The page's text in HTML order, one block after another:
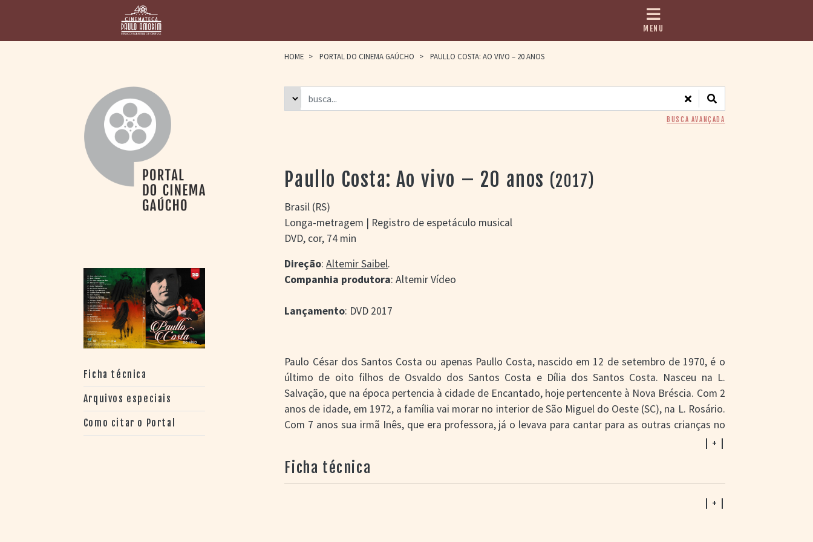
PAULO AMORIM
> HOMENAGEADOS
> ASSOCIAÇÃO DOS
> BIBLIOTECA
ROMEU GRIMALDI
PORTAL DO
CINEMA GAÚCHO
> APRESENTAÇÃO
> BUSCA AVANÇADA
> LISTA DE FILMES
CINEASTAS
> DISCOGRAFIAS
> BIBLIOGRAFIAS
CONTATO E
MENU
HOME > PORTAL DO CINEMA GAÚCHO > PAULLO COSTA: AO VIVO – 20 ANOS
Ficha técnica
Arquivos especiais
Como citar o Portal
BUSCA AVANÇADA
Paullo Costa: Ao vivo – 20 anos (2017)
Brasil (RS)
Longa-metragem | Registro de espetáculo musical
DVD, cor, 74 min
Direção:Altemir Saibel.
Companhia produtora: Altemir Vídeo
Lançamento: DVD 2017
Paulo César dos Santos Costa ou apenas Paullo Costa, nascido em 12 de setembro de 1970, é o
último de oito filhos de Osvaldo dos Santos Costa e Dília dos Santos Costa. Nasceu na L.
Salvação, que na época pertencia à cidade de Encantado, hoje pertencente à Nova Bréscia. Com 2
anos de idade, em 1972, a família vai morar no interior de São Miguel do Oeste (SC), na L. Rosário.
Com 7 anos sua irmã Inês, que era professora, já o levava para cantar para as outras crianças no
colégio em que lecionava. Desde cedo ouvia sua irmã cantar enquanto seu irmão Miraldo tocava
violão. Em 1980 a família retorna para o RS, em Carlos Barbosa na serra gaúcha, cidade que
adotou Paullo Costa como filho com muito carinho.
Quando estudava no Colégio Don Vital, em Torino, apareceram dois gêmeos, Milton e Vitor Canal,
ex-seminaristas, fazendo seleção de crianças para cantarem no coral Os Canarinhos de Torino.
| + |
Ficha técnica
| + |